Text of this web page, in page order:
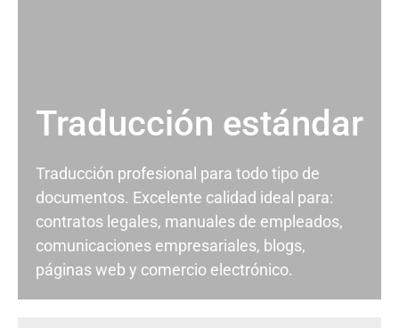
Traducción estándar
Traducción profesional para todo tipo de
documentos. Excelente calidad ideal para:
contratos legales, manuales de empleados,
comunicaciones empresariales, blogs,
páginas web y comercio electrónico.